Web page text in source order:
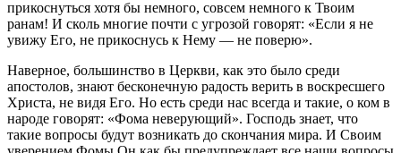
прикоснуться хотя бы немного, совсем немного к Твоим
ранам! И сколь многие почти с угрозой говорят: «Если я не
увижу Его, не прикоснусь к Нему — не поверю».
Наверное, большинство в Церкви, как это было среди
апостолов, знают бесконечную радость верить в воскресшего
Христа, не видя Его. Но есть среди нас всегда и такие, о ком в
народе говорят: «Фома неверующий». Господь знает, что
такие вопросы будут возникать до скончания мира. И Своим